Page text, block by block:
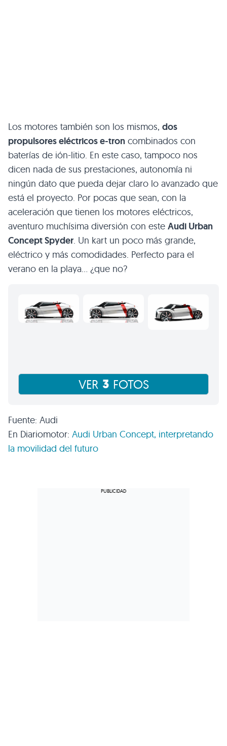
Los motores también son los mismos, dos
propulsores eléctricos e-tron combinados con
baterías de ión-litio. En este caso, tampoco nos
dicen nada de sus prestaciones, autonomía ni
ningún dato que pueda dejar claro lo avanzado que
está el proyecto. Por pocas que sean, con la
aceleración que tienen los motores eléctricos,
aventuro muchísima diversión con este Audi Urban
Concept Spyder. Un kart un poco más grande,
eléctrico y más comodidades. Perfecto para el
verano en la playa… ¿que no?
VER 3 FOTOS
Fuente: Audi
En Diariomotor: Audi Urban Concept, interpretando
la movilidad del futuro